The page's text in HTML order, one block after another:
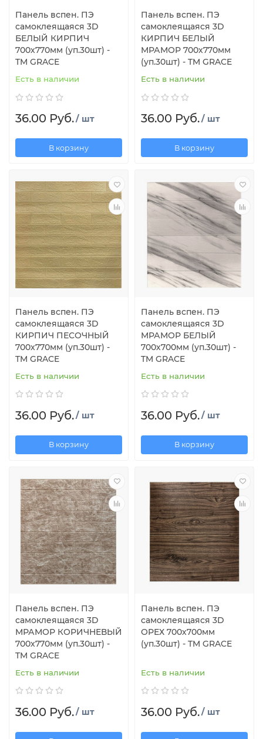
Панель вспен. ПЭ
самоклеящаяся 3D
БЕЛЫЙ КИРПИЧ
700х770мм (уп.30шт) -
TM GRACE
Есть в наличии
36.00 Руб./ шт
В корзину
Панель вспен. ПЭ
самоклеящаяся 3D
КИРПИЧ БЕЛЫЙ
МРАМОР 700х770мм
(уп.30шт) - TM GRACE
Есть в наличии
36.00 Руб./ шт
В корзину
Панель вспен. ПЭ
самоклеящаяся 3D
КИРПИЧ ПЕСОЧНЫЙ
700х770мм (уп.30шт) -
TM GRACE
Есть в наличии
36.00 Руб./ шт
В корзину
Панель вспен. ПЭ
самоклеящаяся 3D
МРАМОР БЕЛЫЙ
700х700мм (уп.30шт) -
TM GRACE
Есть в наличии
36.00 Руб./ шт
В корзину
Панель вспен. ПЭ
самоклеящаяся 3D
МРАМОР КОРИЧНЕВЫЙ
700х770мм (уп.30шт) -
TM GRACE
Есть в наличии
36.00 Руб./ шт
Панель вспен. ПЭ
самоклеящаяся 3D
ОРЕХ 700х700мм
(уп.30шт) - TM GRACE
Есть в наличии
36.00 Руб./ шт